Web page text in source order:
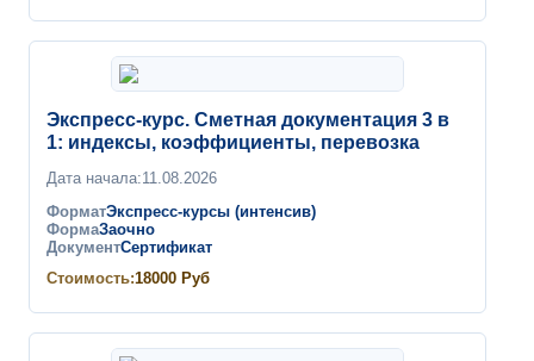
Экспресс-курс. Сметная документация 3 в
1: индексы, коэффициенты, перевозка
Дата начала:11.08.2026
ФорматЭкспресс-курсы (интенсив)
ФормаЗаочно
ДокументСертификат
Стоимость:18000 Руб